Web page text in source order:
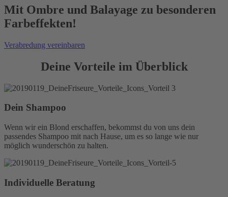
Mit Ombre und Balayage zu besonderen
Farbeffekten!
Verabredung vereinbaren
Deine Vorteile im Überblick
Dein Shampoo
Wenn wir ein Blond erschaffen, bekommst du von uns dein
passendes Shampoo mit nach Hause, um es so lange wie nur
möglich wunderschön zu halten.
Individuelle Beratung